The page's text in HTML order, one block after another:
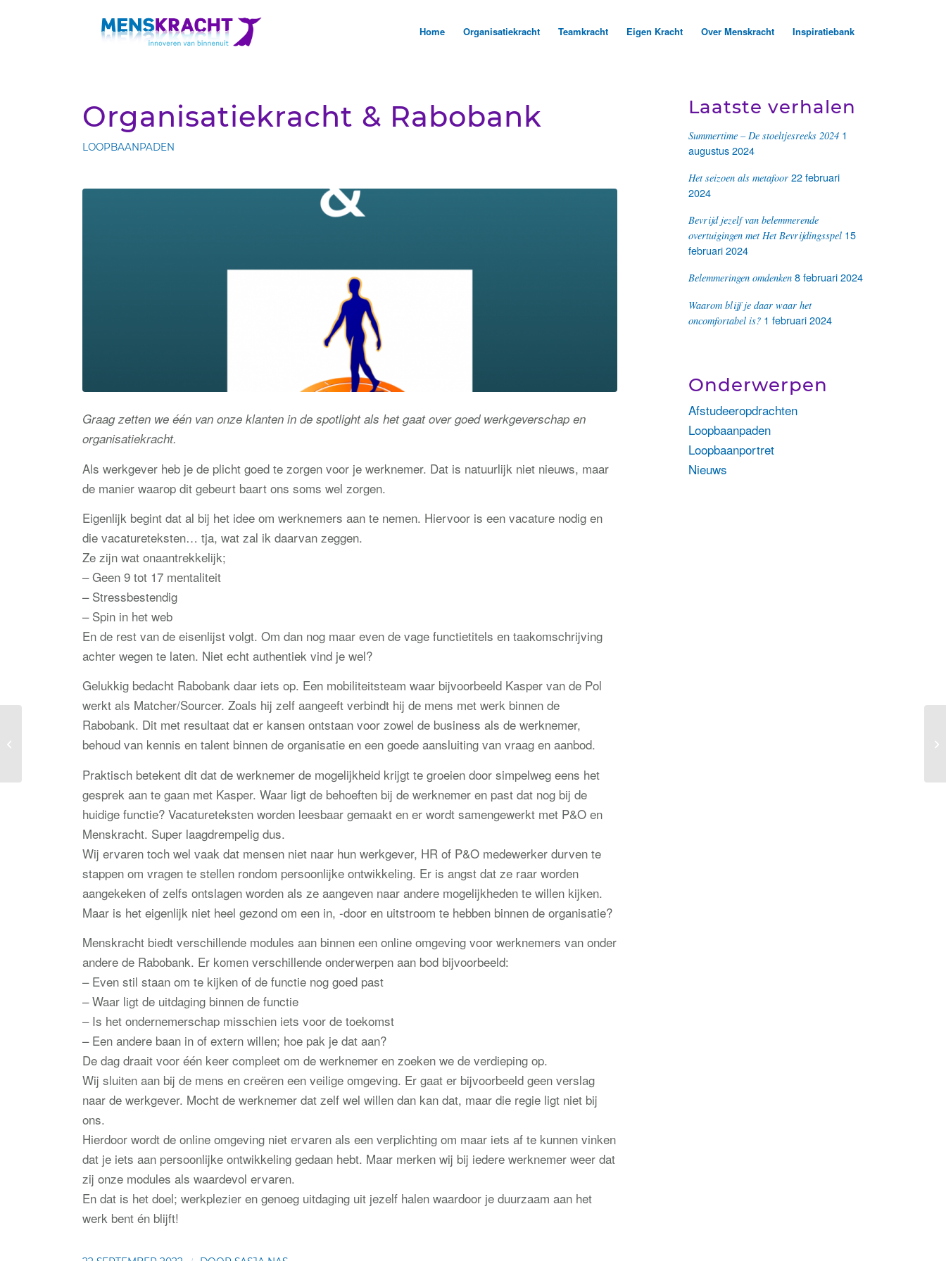
Home Organisatiekracht Teamkracht Eigen Kracht Over Menskracht Inspiratiebank
Organisatiekracht & Rabobank
LOOPBAANPADEN
Graag zetten we één van onze klanten in de spotlight als het gaat over goed werkgeverschap en
organisatiekracht.
Als werkgever heb je de plicht goed te zorgen voor je werknemer. Dat is natuurlijk niet nieuws, maar
de manier waarop dit gebeurt baart ons soms wel zorgen.
Eigenlijk begint dat al bij het idee om werknemers aan te nemen. Hiervoor is een vacature nodig en
die vacatureteksten… tja, wat zal ik daarvan zeggen.
Ze zijn wat onaantrekkelijk;
– Geen 9 tot 17 mentaliteit
– Stressbestendig
– Spin in het web
En de rest van de eisenlijst volgt. Om dan nog maar even de vage functietitels en taakomschrijving
achter wegen te laten. Niet echt authentiek vind je wel?
Gelukkig bedacht Rabobank daar iets op. Een mobiliteitsteam waar bijvoorbeeld Kasper van de Pol
werkt als Matcher/Sourcer. Zoals hij zelf aangeeft verbindt hij de mens met werk binnen de
Rabobank. Dit met resultaat dat er kansen ontstaan voor zowel de business als de werknemer,
behoud van kennis en talent binnen de organisatie en een goede aansluiting van vraag en aanbod.
Praktisch betekent dit dat de werknemer de mogelijkheid krijgt te groeien door simpelweg eens het
gesprek aan te gaan met Kasper. Waar ligt de behoeften bij de werknemer en past dat nog bij de
huidige functie? Vacatureteksten worden leesbaar gemaakt en er wordt samengewerkt met P&O en
Menskracht. Super laagdrempelig dus.
Wij ervaren toch wel vaak dat mensen niet naar hun werkgever, HR of P&O medewerker durven te
stappen om vragen te stellen rondom persoonlijke ontwikkeling. Er is angst dat ze raar worden
aangekeken of zelfs ontslagen worden als ze aangeven naar andere mogelijkheden te willen kijken.
Maar is het eigenlijk niet heel gezond om een in, -door en uitstroom te hebben binnen de organisatie?
Menskracht biedt verschillende modules aan binnen een online omgeving voor werknemers van onder
andere de Rabobank. Er komen verschillende onderwerpen aan bod bijvoorbeeld:
– Even stil staan om te kijken of de functie nog goed past
– Waar ligt de uitdaging binnen de functie
– Is het ondernemerschap misschien iets voor de toekomst
– Een andere baan in of extern willen; hoe pak je dat aan?
De dag draait voor één keer compleet om de werknemer en zoeken we de verdieping op.
Wij sluiten aan bij de mens en creëren een veilige omgeving. Er gaat er bijvoorbeeld geen verslag
naar de werkgever. Mocht de werknemer dat zelf wel willen dan kan dat, maar die regie ligt niet bij
ons.
Hierdoor wordt de online omgeving niet ervaren als een verplichting om maar iets af te kunnen vinken
dat je iets aan persoonlijke ontwikkeling gedaan hebt. Maar merken wij bij iedere werknemer weer dat
zij onze modules als waardevol ervaren.
En dat is het doel; werkplezier en genoeg uitdaging uit jezelf halen waardoor je duurzaam aan het
werk bent én blijft!
Laatste verhalen
Summertime – De stoeltjesreeks 2024 1
augustus 2024
Het seizoen als metafoor 22 februari
2024
Bevrijd jezelf van belemmerende
overtuigingen met Het Bevrijdingsspel 15
februari 2024
Belemmeringen omdenken 8 februari 2024
Waarom blijf je daar waar het
oncomfortabel is? 1 februari 2024
Onderwerpen
Afstudeeropdrachten
Loopbaanpaden
Loopbaanportret
Nieuws
Organisatiekracht